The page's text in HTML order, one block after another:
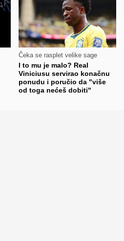
Čeka se rasplet velike sage
I to mu je malo? Real
Viniciusu servirao konačnu
ponudu i poručio da "više
od toga nećeš dobiti"